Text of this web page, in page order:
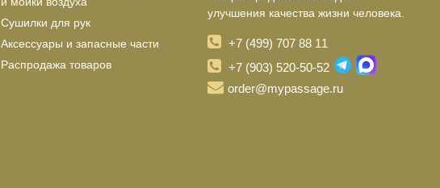
Сушилки для рук
Аксессуары и запасные части
Распродажа товаров
улучшения качества жизни человека.
+7 (499) 707 88 11
+7 (903) 520-50-52
order@mypassage.ru